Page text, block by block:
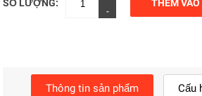
SỐ LƯỢNG:
-
THÊM
Thông tin sản phẩm Cấu